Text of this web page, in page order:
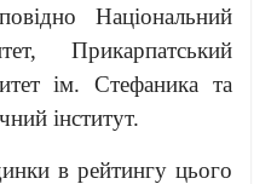
Національний
Прикарпатський
ім. Стефаника та
інститут.
в рейтингу цього